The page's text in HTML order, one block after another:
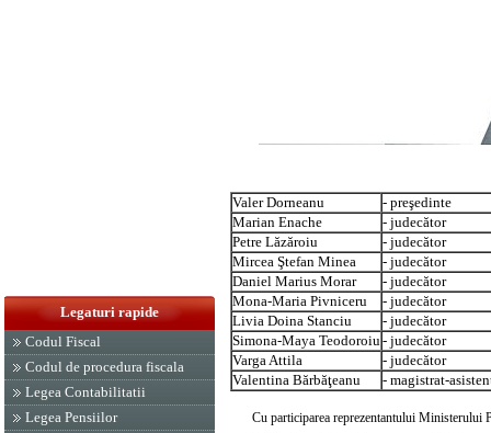
Legaturi rapide
Codul Fiscal
Codul de procedura fiscala
Legea Contabilitatii
Legea Pensiilor
Valer Dorneanu
- preşedinte
Marian Enache
- judecător
Petre Lăzăroiu
- judecător
Mircea Ştefan Minea
- judecător
Daniel Marius Morar
- judecător
Mona-Maria Pivniceru
- judecător
Livia Doina Stanciu
- judecător
Simona-Maya Teodoroiu - judecător
Varga Attila
- judecător
Valentina Bărbăţeanu
- magistrat-
Cu participarea reprezentantului